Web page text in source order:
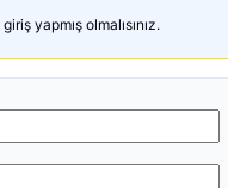
yapmış olmalısınız.